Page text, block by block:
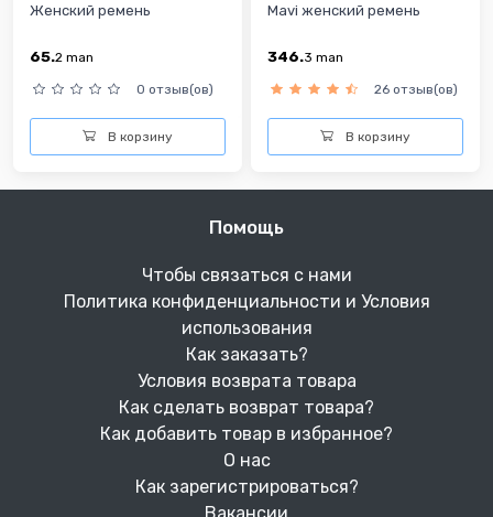
Женский ремень
65.2 man
0 отзыв(ов)
В корзину
Mavi женский ремень
346.3 man
26 отзыв(ов)
В корзину
Помощь
Чтобы связаться с нами
Политика конфиденциальности и Условия
использования
Как заказать?
Условия возврата товара
Как сделать возврат товара?
Как добавить товар в избранное?
О нас
Как зарегистрироваться?
Вакансии